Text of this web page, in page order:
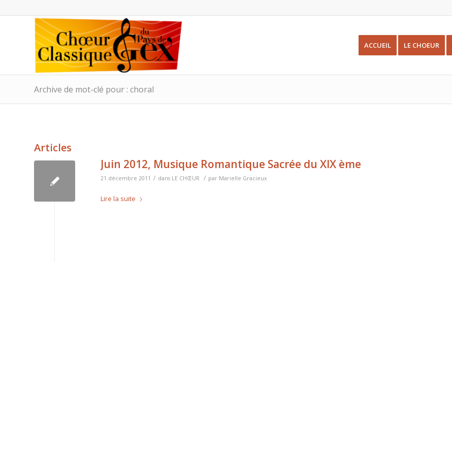
ACCUEIL LE CHOEUR
Archive de mot-clé pour : choral
Articles
Juin 2012, Musique Romantique Sacrée du XIX ème
21 décembre 2011 / dans LE CHŒUR / par Marielle Gracieux
Lire la suite